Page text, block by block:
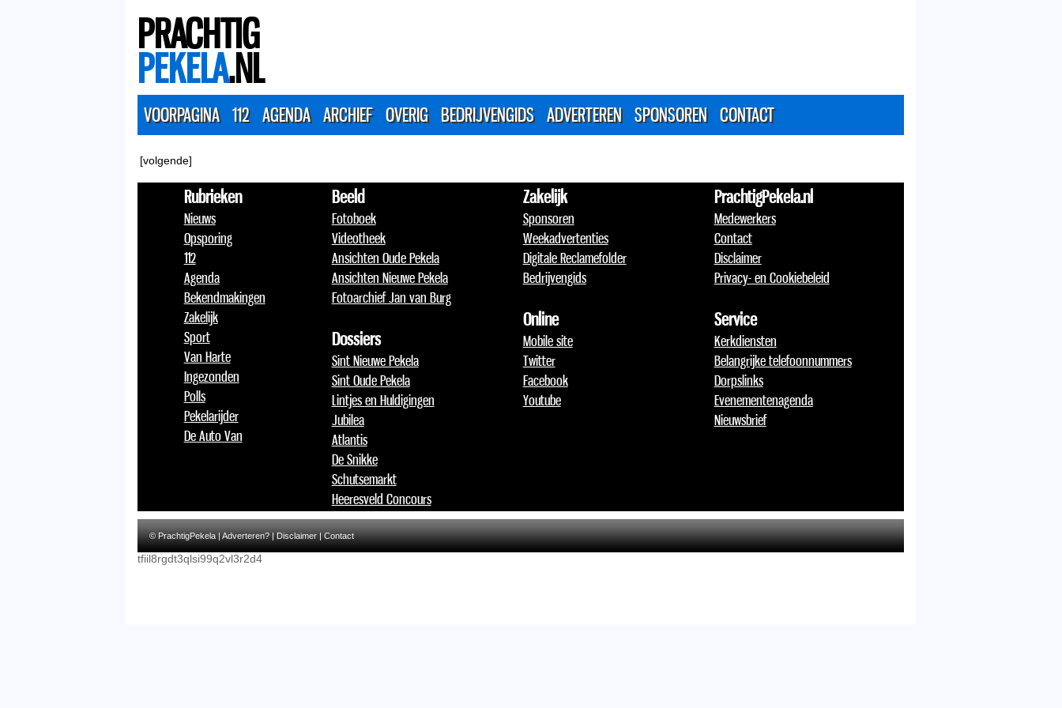
PRACHTIG
PEKELA.NL
VOORPAGINA 112 AGENDA ARCHIEF OVERIG BEDRIJVENGIDS ADVERTEREN SPONSOREN CONTACT
[volgende]
Rubrieken
Nieuws
Opsporing
112
Agenda
Bekendmakingen
Zakelijk
Sport
Van Harte
Ingezonden
Polls
Pekelarijder
De Auto Van
Beeld
Fotoboek
Videotheek
Ansichten Oude Pekela
Ansichten Nieuwe Pekela
Fotoarchief Jan van Burg
Dossiers
Sint Nieuwe Pekela
Sint Oude Pekela
Lintjes en Huldigingen
Jubilea
Atlantis
De Snikke
Schutsemarkt
Heeresveld Concours
Zakelijk
Sponsoren
Weekadvertenties
Digitale Reclamefolder
Bedrijvengids
Online
Mobile site
Twitter
Facebook
Youtube
PrachtigPekela.nl
Medewerkers
Contact
Disclaimer
Privacy- en Cookiebeleid
Service
Kerkdiensten
Belangrijke telefoonnummers
Dorpslinks
Evenementenagenda
Nieuwsbrief
© PrachtigPekela |Adverteren?|Disclaimer|Contact
tfiil8rgdt3qlsi99q2vl3r2d4